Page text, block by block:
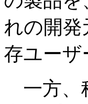
れの開
存ユー
一方、